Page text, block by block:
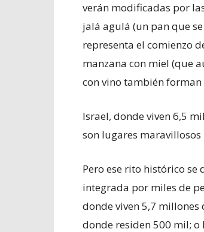
verán modificadas por
jalá agulá (un pan que
representa el comienzo
manzana con miel (que
con vino también
Israel, donde viven 6,5
son lugares
Pero ese rito histórico
integrada por miles de
donde viven 5,7 millones
donde residen 500 mil;